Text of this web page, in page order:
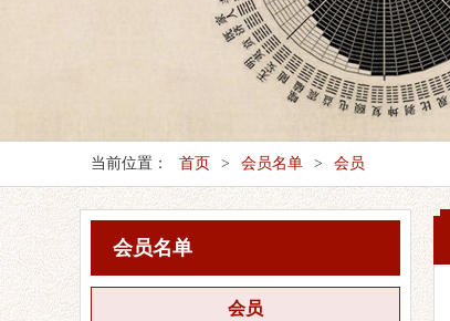
当前位置：
首页 > 会员名单 > 会员
会员名单
会员